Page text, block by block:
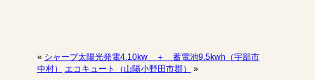
« シャープ太陽光発電4.10kw ＋ 蓄電池9.5kwh（宇部市
中村）
エコキュート（山陽小野田市郡） »